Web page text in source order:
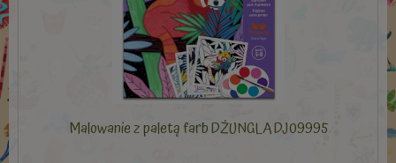
Malowanie z paletą farb DŻUNGLA DJ09995